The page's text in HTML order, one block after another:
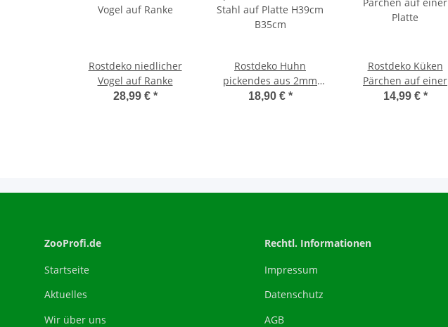
Rostdeko niedlicher
Vogel auf Ranke
28,99 € *
Rostdeko Huhn
pickendes aus 2mm
Stahl auf Platte H39cm
18,90 € *
Rostdeko Küken
Pärchen auf einer
Platte
14,99 € *
ZooProfi.de
Startseite
Aktuelles
Wir über uns
Rechtl. Informationen
Impressum
Datenschutz
AGB